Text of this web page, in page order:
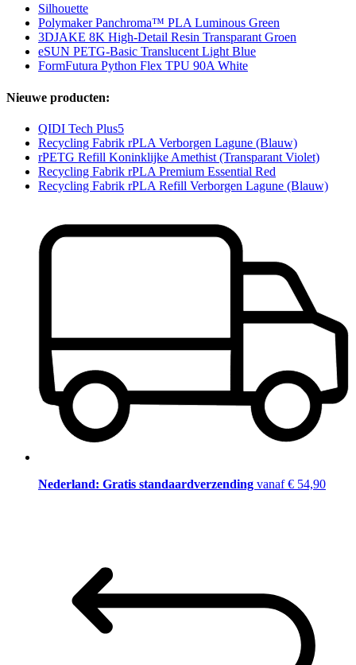
Silhouette
Polymaker Panchroma™ PLA Luminous Green
3DJAKE 8K High-Detail Resin Transparant Groen
eSUN PETG-Basic Translucent Light Blue
FormFutura Python Flex TPU 90A White
Nieuwe producten:
QIDI Tech Plus5
Recycling Fabrik rPLA Verborgen Lagune (Blauw)
rPETG Refill Koninklijke Amethist (Transparant Violet)
Recycling Fabrik rPLA Premium Essential Red
Recycling Fabrik rPLA Refill Verborgen Lagune (Blauw)
Nederland: Gratis standaardverzending vanaf € 54,90